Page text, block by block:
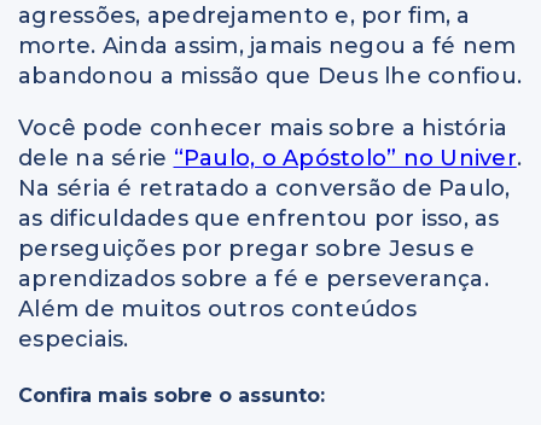
agressões, apedrejamento e, por fim, a
morte. Ainda assim, jamais negou a fé nem
abandonou a missão que Deus lhe confiou.
Você pode conhecer mais sobre a história
dele na série “Paulo, o Apóstolo” no Univer.
Na séria é retratado a conversão de Paulo,
as dificuldades que enfrentou por isso, as
perseguições por pregar sobre Jesus e
aprendizados sobre a fé e perseverança.
Além de muitos outros conteúdos
especiais.
Confira mais sobre o assunto: